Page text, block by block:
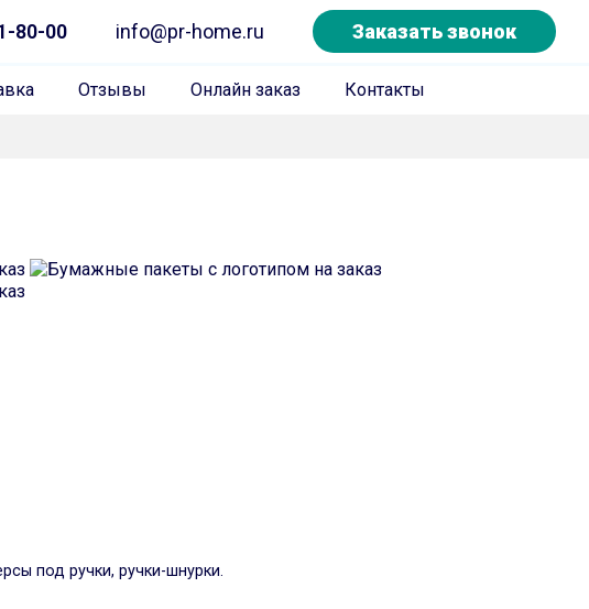
80-00 info@pr-home.ru Заказать звонок
Отзывы Онлайн заказ Контакты
под ручки, ручки-шнурки.